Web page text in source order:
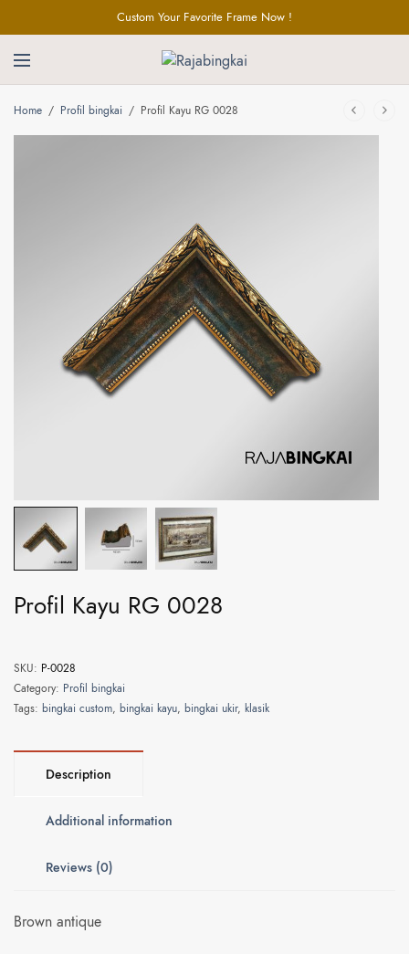
Custom Your Favorite Frame Now !
Home / Profil bingkai / Profil Kayu RG 0028
Profil Kayu RG 0028
SKU: P-0028
Category: Profil bingkai
Tags: bingkai custom, bingkai kayu, bingkai ukir, klasik
Description
Additional information
Reviews (0)
Brown antique